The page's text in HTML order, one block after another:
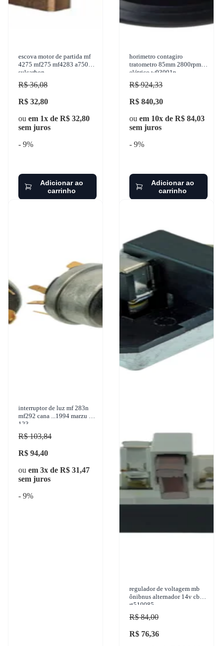
escova motor de partida mf
4275 mf275 mf4283 a750
sulcarbon
R$ 36,08
R$ 32,80
ou em 1x de R$ 32,80
sem juros
- 9%
Adicionar ao
carrinho
horimetro contagiro
tratometro 85mm 2800rpm
elétrico w93001p
R$ 924,33
R$ 840,30
ou em 10x de R$ 84,03
sem juros
- 9%
Adicionar ao
carrinho
interruptor de luz mf 283n
mf292 cana ...1994 marzu a-
123
R$ 103,84
R$ 94,40
ou em 3x de R$ 31,47
sem juros
- 9%
regulador de voltagem mb
ônibnus alternador 14v cbt
rt510085
R$ 84,00
R$ 76,36